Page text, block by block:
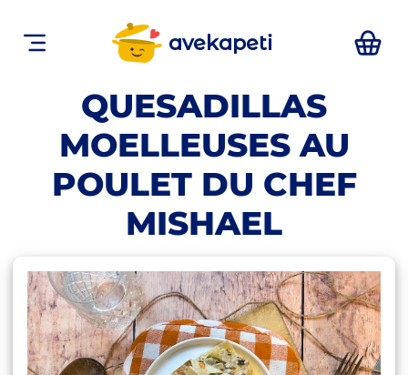
avekapeti
QUESADILLAS
MOELLEUSES AU
POULET DU CHEF
MISHAEL